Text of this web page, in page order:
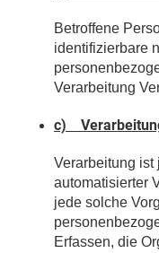
Betroffene
identifizierbare
Verarbeitung
c)
Verarbeitung ist
automatisierter
jede solche
Erfassen, die